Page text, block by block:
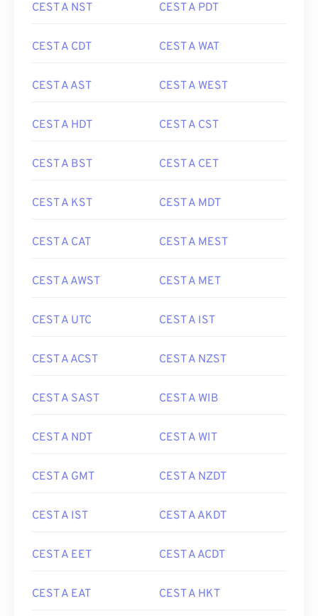
CEST A NST CEST A PDT
CEST A CDT CEST A WAT
CEST A AST CEST A WEST
CEST A HDT CEST A CST
CEST A BST CEST A CET
CEST A KST CEST A MDT
CEST A CAT CEST A MEST
CEST A AWST CEST A MET
CEST A UTC CEST A IST
CEST A ACST CEST A NZST
CEST A SAST CEST A WIB
CEST A NDT CEST A WIT
CEST A GMT CEST A NZDT
CEST A IST CEST A AKDT
CEST A EET CEST A ACDT
CEST A EAT CEST A HKT